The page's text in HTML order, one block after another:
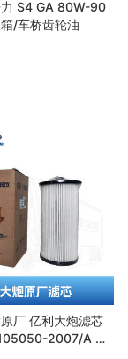
S4 GA 80W-90
/车桥齿轮油
厂 亿利大炮滤芯
2007/A 1